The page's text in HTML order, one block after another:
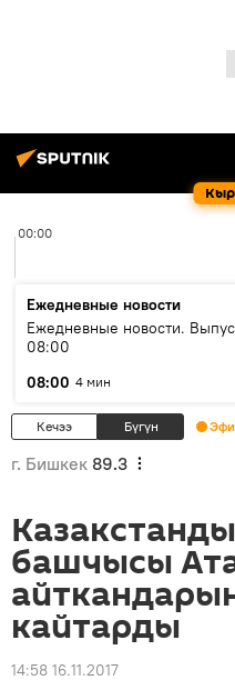
00:00
Ежедневные новости
Ежедневные новости.
08:00
08:00 4 мин
Кечээ Бүгүн
г. Бишкек 89.3
башчысы
кайтарды
14:58 16.11.2017